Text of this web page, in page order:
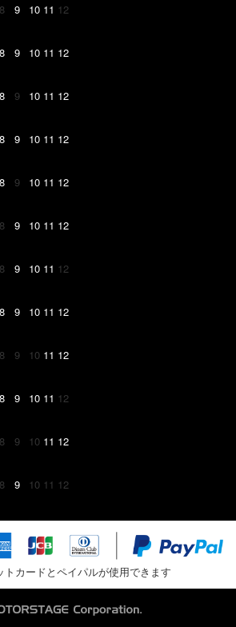
8 9 10 11 12
8 9 10 11 12
8 9 10 11 12
8 9 10 11 12
8 9 10 11 12
8 9 10 11 12
8 9 10 11 12
8 9 10 11 12
8 9 10 11 12
8 9 10 11 12
8 9 10 11 12
8 9 10 11 12
トカードとペイパルが使用できます